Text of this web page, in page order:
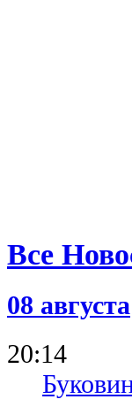
Все
08 августа
20:14